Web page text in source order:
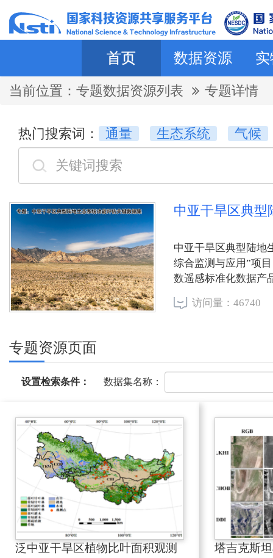
首页 数据资源
当前位置： 专题数据资源列表 专题详情
热门搜索词： 通量 生态系统 气候
中亚干旱区典型
中亚干旱区典型陆地
综合监测与应用”项
数遥感标准化数据产
访问量：46740
专题资源页面
设置检索条件： 数据集名称：
泛中亚干旱区植物比叶面积观测
塔吉克斯